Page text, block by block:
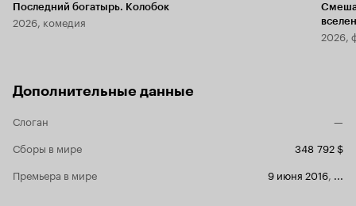
Последний богатырь. Колобок
2026, комедия
2026,
Дополнительные данные
Слоган
—
Сборы в мире
348 792 $
Премьера в мире
9 июня 2016, ...